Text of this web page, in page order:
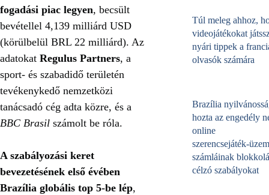
fogadási piac legyen, becsült
bevétellel 4,139 milliárd USD
(körülbelül BRL 22 milliárd). Az
adatokat Regulus Partners, a
sport- és szabadidő területén
tevékenykedő nemzetközi
tanácsadó cég adta közre, és a
BBC Brasil számolt be róla.
A szabályozási keret
bevezetésének első évében
Brazília globális top 5-be lép,
Túl meleg ahhoz,
videojátékokat
nyári tippek a
olvasók számára
Brazília
hozta az engedély
online
számláinak
célzó szabályokat